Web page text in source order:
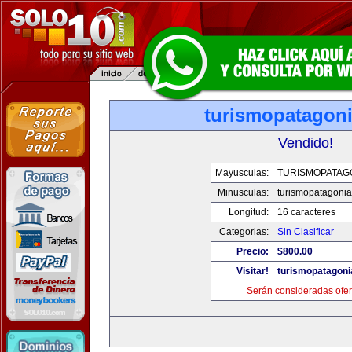
Vendido!
Mayusculas:
Minusculas:
Longitud:
16 caracteres
Categorias:
Sin Clasificar
Precio:
$800.00
Visitar!
Serán consideradas